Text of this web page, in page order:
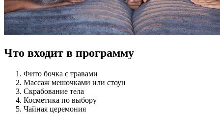
Что входит в программу
Фито бочка с травами
Массаж мешочками или стоун
Скрабование тела
Косметика по выбору
Чайная церемония